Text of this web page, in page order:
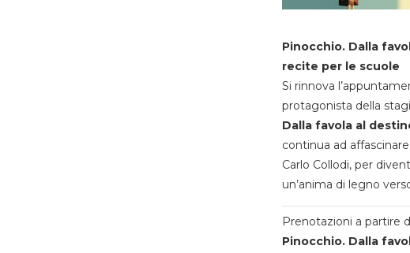
Pinocchio. Dalla
recite per le scuole
Si rinnova
protagonista della
Dalla favola al
continua ad
Carlo Collodi, per
un’anima di legno
Prenotazioni a partire
Pinocchio. Dalla